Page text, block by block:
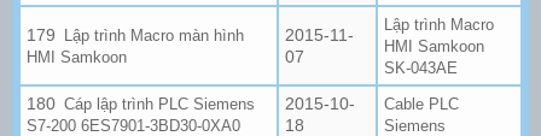
Lập trình Macro màn hình
HMI Samkoon
2015-11-
07
Lập trình Macro
HMI Samkoon
SK-043AE
Cáp lập trình PLC Siemens
S7-200 6ES7901-3BD30-0XA0
2015-10-
18
Cable PLC
Siemens